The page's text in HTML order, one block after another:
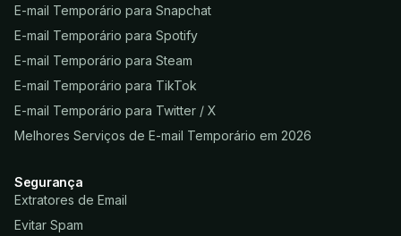
E-mail Temporário para Snapchat
E-mail Temporário para Spotify
E-mail Temporário para Steam
E-mail Temporário para TikTok
E-mail Temporário para Twitter / X
Melhores Serviços de E-mail Temporário em 2026
Segurança
Extratores de Email
Evitar Spam